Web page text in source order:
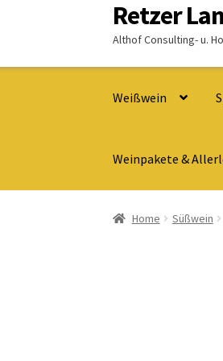
Zur
Navigation
Zum
Inhalt
Retzer
Althof Consulting- u.
Weißwein
Weinpakete &
Home Süßwein